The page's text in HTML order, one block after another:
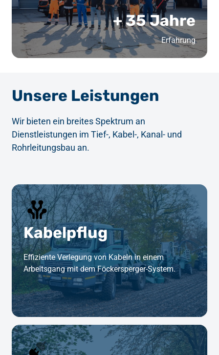
+ 35 Jahre
Erfahrung
Unsere Leistungen
Wir bieten ein breites Spektrum an
Dienstleistungen im Tief-, Kabel-, Kanal- und
Rohrleitungsbau an.
Kabelpflug
Effiziente Verlegung von Kabeln in einem
Arbeitsgang mit dem Föckersperger-System.